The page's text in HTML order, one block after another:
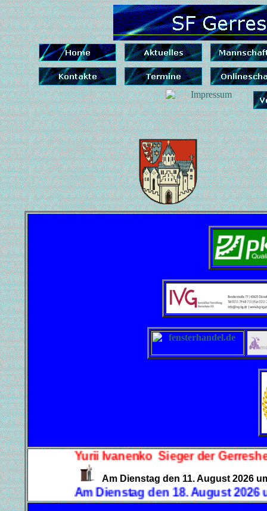
Yurii Ivanenko Sieger der Gerresheimer
Am Dienstag den 11. August 2026
Am Dienstag den 18. August 2026 um 19.30